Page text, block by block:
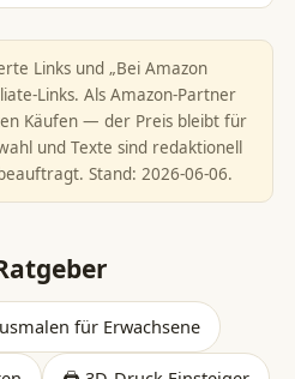
Links und „Bei Amazon
Links. Als Amazon-Partner
Käufen — der Preis bleibt für
und Texte sind redaktionell
Stand: 2026-06-06.
für Erwachsene